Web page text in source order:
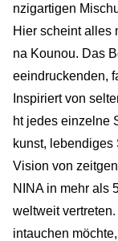
nzigartigen
Hier scheint alles
na Kounou. Das
eeindruckenden,
Inspiriert von
ht jedes einzelne
kunst,
Vision von
NINA in mehr als
weltweit
intauchen